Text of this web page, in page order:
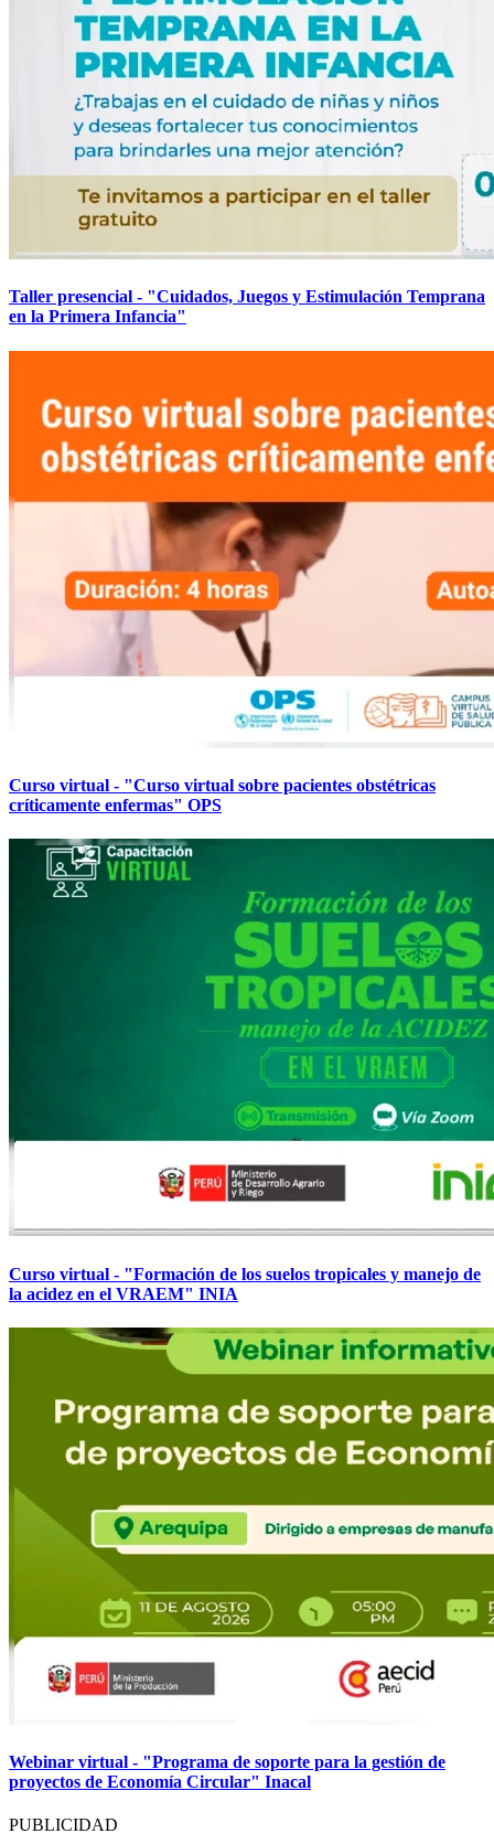
Taller presencial - "Cuidados, Juegos y Estimulación Temprana
en la Primera Infancia"
Curso virtual - "Curso virtual sobre pacientes obstétricas
críticamente enfermas" OPS
Curso virtual - "Formación de los suelos tropicales y manejo de
la acidez en el VRAEM" INIA
Webinar virtual - "Programa de soporte para la gestión de
proyectos de Economía Circular" Inacal
PUBLICIDAD